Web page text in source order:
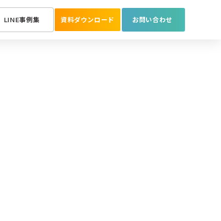
LINE事例集 資料ダウンロード お問い合わせ